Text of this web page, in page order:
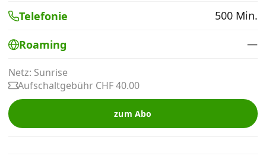
Internet, TV, Telefon
Kombi-Angebote
Aktionen
Telefonie 500 Min.
Roaming —
Netz: Sunrise
Aufschaltgebühr CHF 40.00
zum Abo